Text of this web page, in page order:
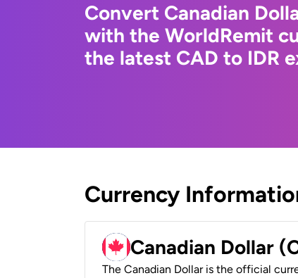
Convert Canadian
with the WorldRemit
the latest CAD to IDR
Currency
Canadian Dollar
The Canadian Dollar is the official